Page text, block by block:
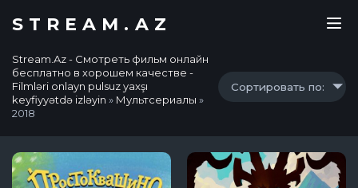
STREAM.AZ
Stream.Az - Смотреть фильм онлайн
бесплатно в хорошем качестве -
Filmləri onlayn pulsuz yaxşı
keyfiyyətdə izləyin » Мультсериалы »
2018
Сортировать по: